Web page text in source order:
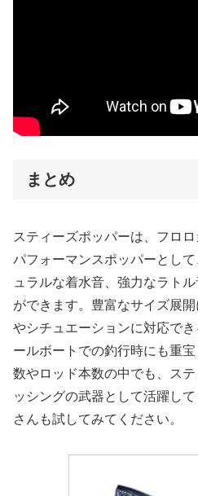
まとめ
スティーズポッパーは、フロ
パフォーマンスポッパーとし
ュラルな着水音、強力なラト
ができます。豊富なサイズ展
やシチュエーションに対応で
ールボートでの釣行時にも重
数やロッド本数の中でも、ス
ッシングの武器として活躍し
さんも試してみてください。